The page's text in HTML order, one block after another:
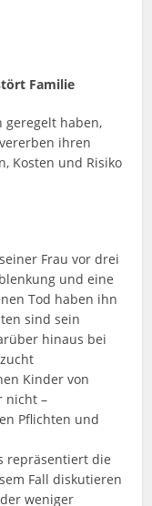
Familie
geregelt haben,
ihren
Kosten und Risiko
Frau vor drei
und eine
Tod haben ihn
sind sein
hinaus bei
Kinder von
nicht –
Pflichten und
repräsentiert die
Fall diskutieren
weniger